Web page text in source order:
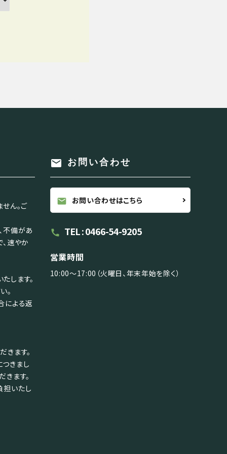
ん。ご
不備があ
速やか
します。
。
による返
きます。
きまし
ます。
いたし
mail お問い合わせ
mail お問い合わせはこちら
call TEL : 0466-54-9205
営業時間
10:00～17:00（火曜日、年末年始を除く）